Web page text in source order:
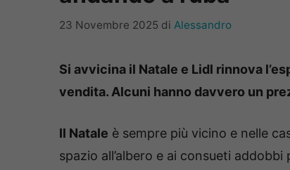
23 Novembre 2025 di Alessandro
Si avvicina il Natale e Lidl rinnova
vendita. Alcuni hanno davvero un
Il Natale è sempre più vicino e nelle
spazio all’albero e ai consueti addobbi